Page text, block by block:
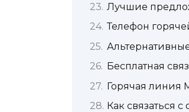
Лучшие
Телефон
Бесплатная
Горячая линия
Как связаться